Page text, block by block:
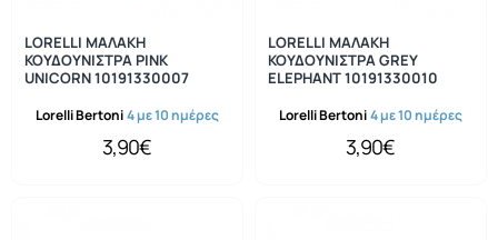
Lorelli Bertoni4 με 10 ημέρες
LORELLI ΜΑΛΑΚΗ
ΚΟΥΔΟΥΝΙΣΤΡΑ PINK
UNICORN 10191330007
3,90€
Lorelli Bertoni4 με 10 ημέρες
LORELLI ΜΑΛΑΚΗ
ΚΟΥΔΟΥΝΙΣΤΡΑ GREY
ELEPHANT 10191330010
3,90€